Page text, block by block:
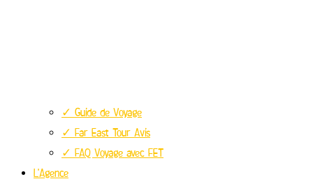
✓ Guide de Voyage
✓ Far East Tour Avis
✓ FAQ Voyage avec FET
L’Agence